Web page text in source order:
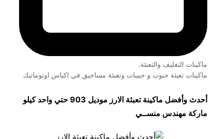
ماكينات التغليف والتعبئة,
ماكينات تعبئة حبوب و حبيبات وتعبئة مساحيق في اكياس اوتوماتيك
أحدث وأفضل ماكينة تعبئة الارز موديل 903 حتي واحد كيلو
ماركة مهندس منســي